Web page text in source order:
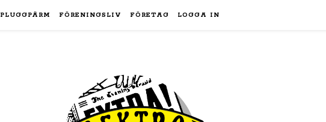
PLUGGPÄRM FÖRENINGSLIV FÖRETAG LOGGA IN